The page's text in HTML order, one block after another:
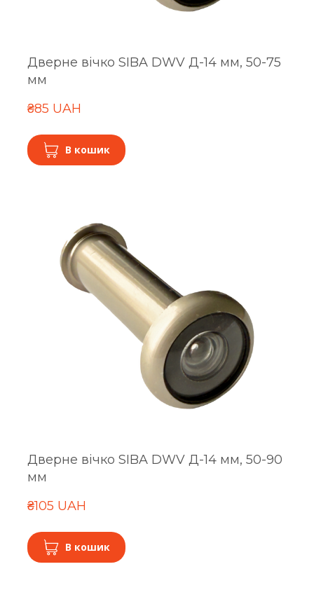
Дверне вічко SIBA DWV Д-14 мм, 50-75
мм
₴85 UAH
В кошик
Дверне вічко SIBA DWV Д-14 мм, 50-90
мм
₴105 UAH
В кошик